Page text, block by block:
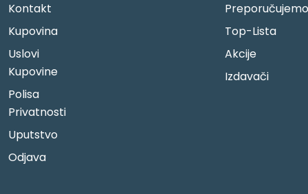
Kontakt
Kupovina
Uslovi
Kupovine
Polisa
Privatnosti
Uputstvo
Odjava
Preporučujemo
Top-Lista
Akcije
Izdavači